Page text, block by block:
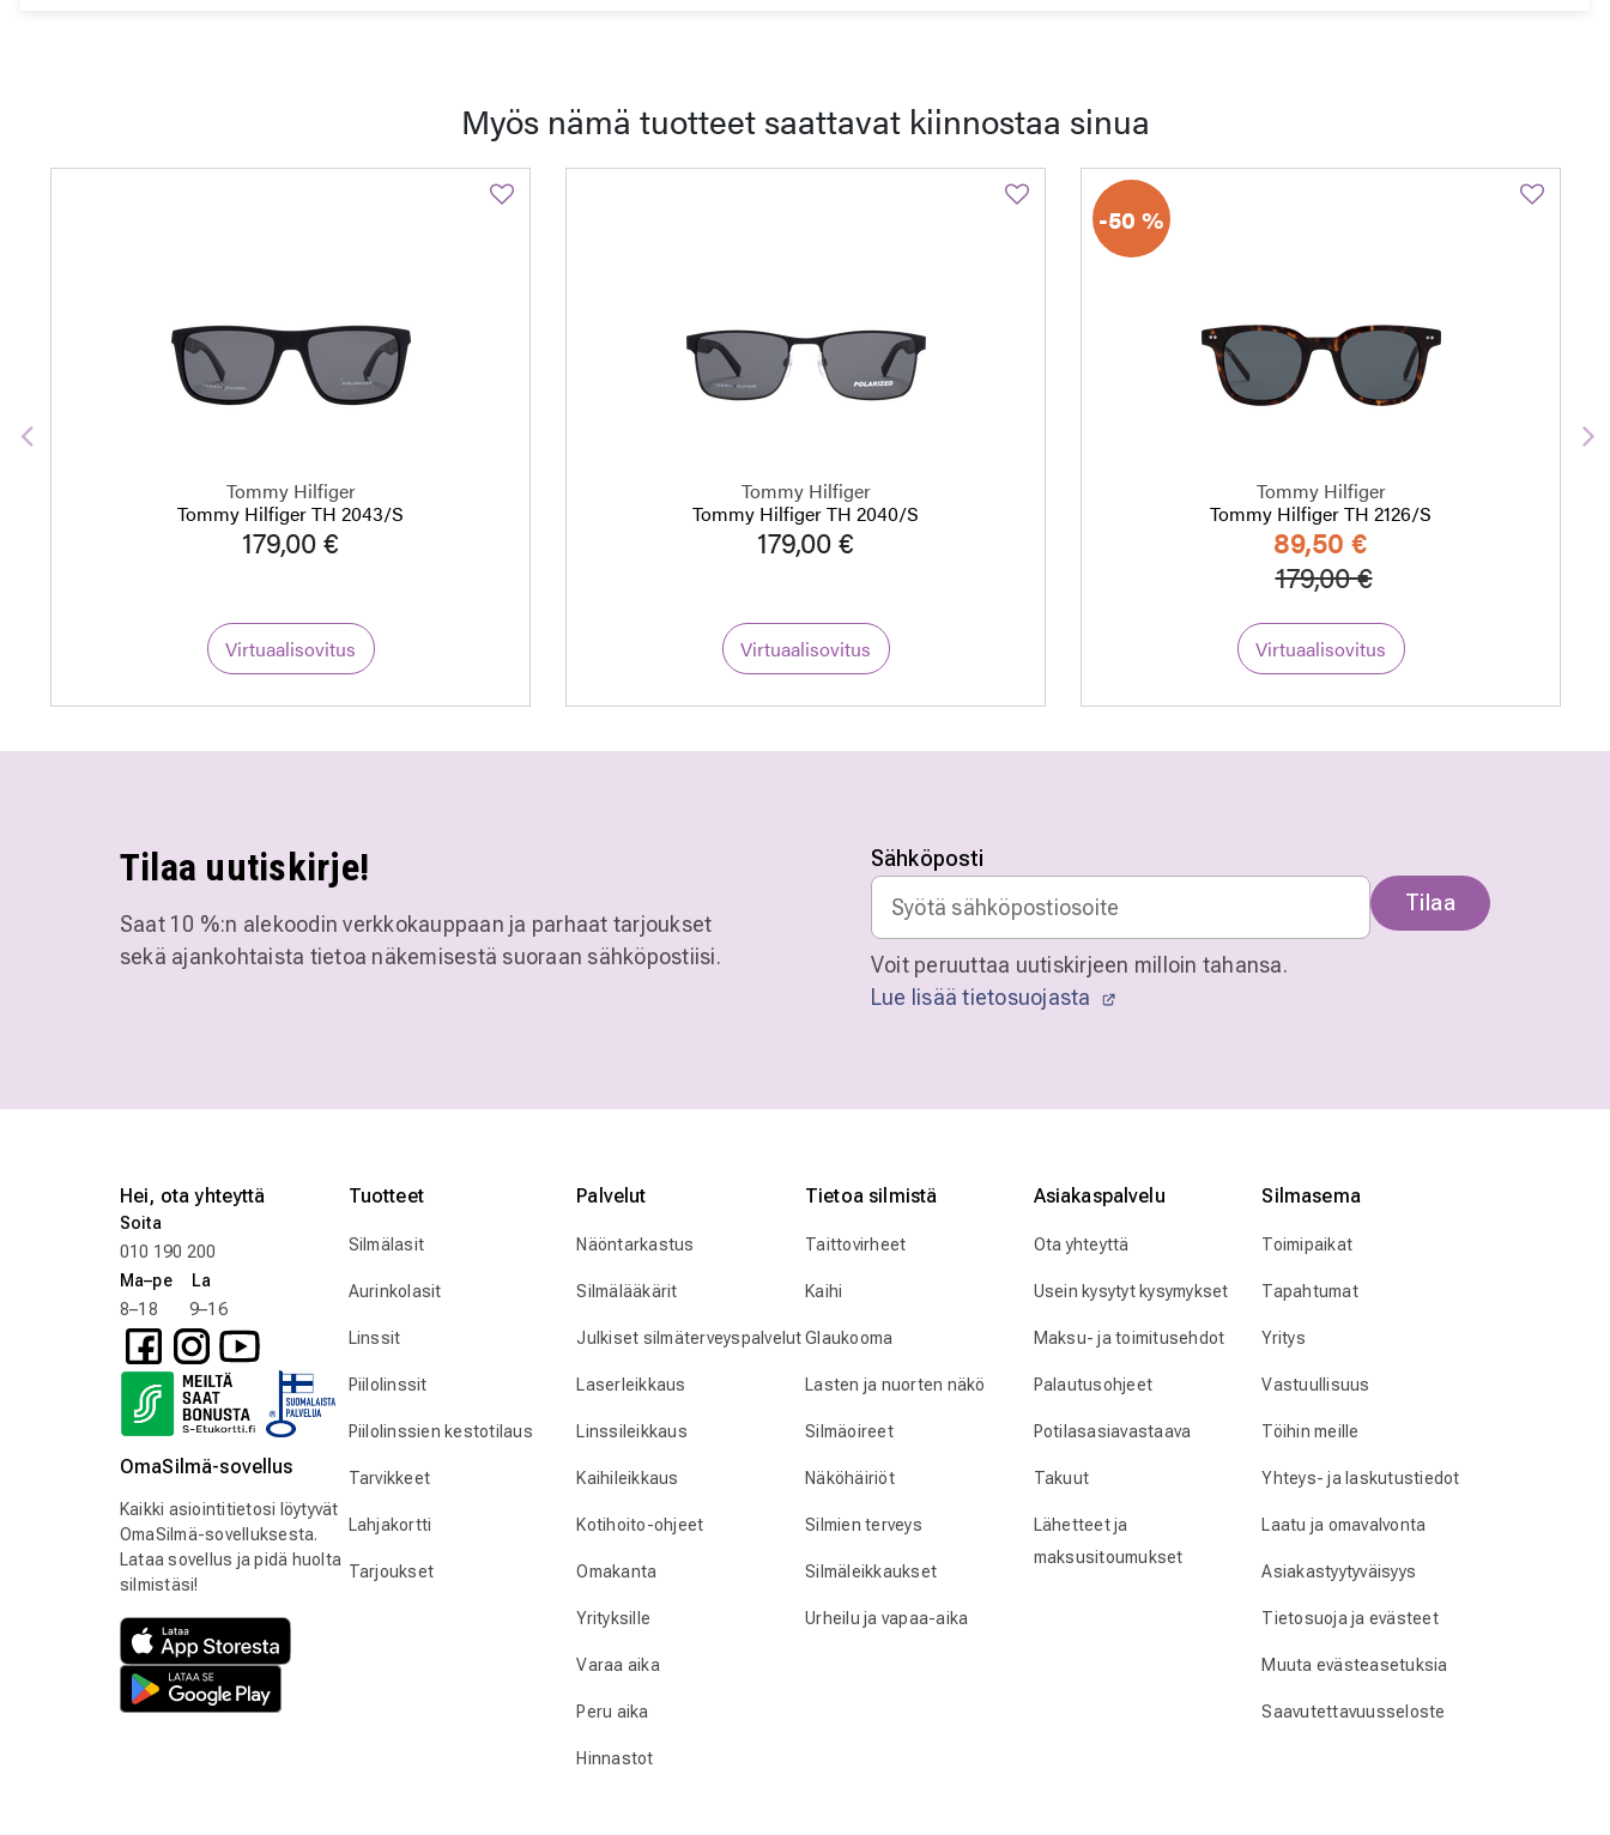
Myös nämä tuotteet saattavat kiinnostaa sinua
Tommy Hilfiger
Tommy Hilfiger TH 2043/S
179,00 €
Virtuaalisovitus
Tommy Hilfiger
Tommy Hilfiger TH 2040/S
179,00 €
Virtuaalisovitus
-50 %
Tommy Hilfiger
Tommy Hilfiger TH 2126/S
89,50 €
Hinta alennettu
179,00 €Alennettu hinta
Virtuaalisovitus
Edellinen
Tilaa uutiskirje!
Saat 10 %:n alekoodin verkkokauppaan ja parhaat tarjoukset
sekä ajankohtaista tietoa näkemisestä suoraan sähköpostiisi.
Sähköposti
Tilaa
Voit peruuttaa uutiskirjeen milloin tahansa.
Lue lisää tietosuojasta
Hei, ota yhteyttä
Soita
010 190 200
Ma–pe La
8–18 9–16
OmaSilmä-sovellus
Kaikki asiointitietosi löytyvät
OmaSilmä-sovelluksesta.
Lataa sovellus ja pidä huolta
silmistäsi!
Tuotteet
Silmälasit
Aurinkolasit
Linssit
Piilolinssit
Piilolinssien kestotilaus
Tarvikkeet
Lahjakortti
Tarjoukset
Palvelut
Näöntarkastus
Silmälääkärit
Julkiset silmäterveyspalvelut
Laserleikkaus
Linssileikkaus
Kaihileikkaus
Kotihoito-ohjeet
Omakanta
Yrityksille
Varaa aika
Peru aika
Hinnastot
Tietoa silmistä
Taittovirheet
Kaihi
Glaukooma
Lasten ja nuorten näkö
Silmäoireet
Näköhäiriöt
Silmien terveys
Silmäleikkaukset
Urheilu ja vapaa-aika
Asiakaspalvelu
Ota yhteyttä
Usein kysytyt kysymykset
Maksu- ja toimitusehdot
Palautusohjeet
Potilasasiavastaava
Takuut
Lähetteet ja
maksusitoumukset
Silmӓasema
Toimipaikat
Tapahtumat
Yritys
Vastuullisuus
Töihin meille
Yhteys- ja laskutustiedot
Laatu ja omavalvonta
Asiakastyytyväisyys
Tietosuoja ja evästeet
Muuta evästeasetuksia
Saavutettavuusseloste